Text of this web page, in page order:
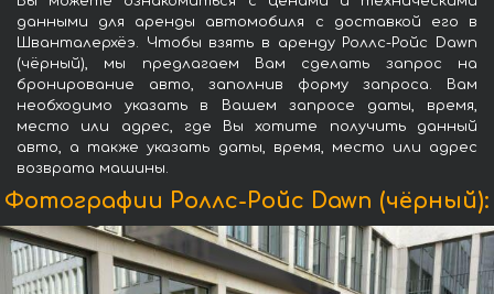
данными для аренды автомобиля с доставкой его в
Шванталерхёэ. Чтобы взять в аренду Роллс-Ройс Dawn
(чёрный), мы предлагаем Вам сделать запрос на
бронирование авто, заполнив форму запроса. Вам
необходимо указать в Вашем запросе даты, время,
место или адрес, где Вы хотите получить данный
авто, а также указать даты, время, место или адрес
возврата машины.
Фотографии Роллс-Ройс Dawn (чёрный):